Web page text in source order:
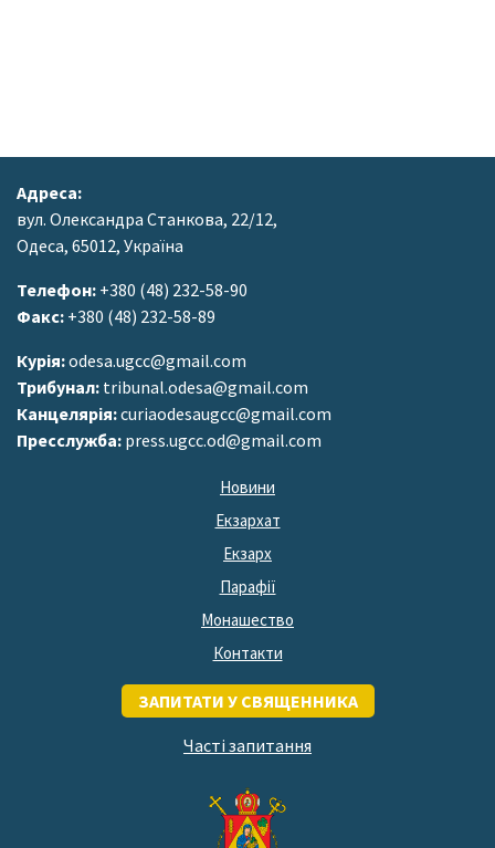
Адреса:
вул. Олександра Станкова, 22/12,
Одеса, 65012, Україна
Телефон: +380 (48) 232-58-90
Факс: +380 (48) 232-58-89
Курія:odesa.ugcc@gmail.com
Трибунал: tribunal.odesa@gmail.com
Канцелярія:curiaodesaugcc@gmail.com
Пресслужба: press.ugcc.od@gmail.com
Новини
Екзархат
Екзарх
Парафії
Монашество
Контакти
ЗАПИТАТИ У СВЯЩЕННИКА
Часті запитання